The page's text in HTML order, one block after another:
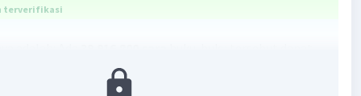
terverifikasi